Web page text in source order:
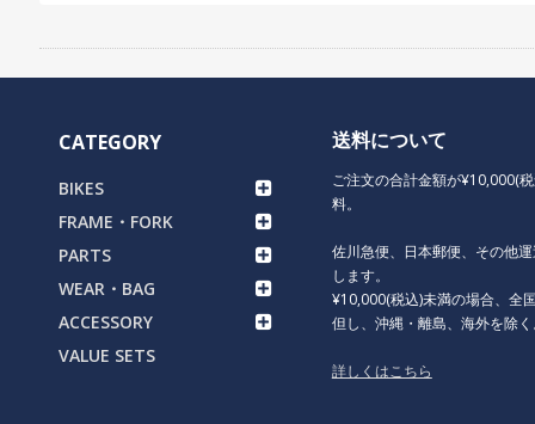
CATEGORY
BIKES
FRAME・FORK
PARTS
WEAR・BAG
ACCESSORY
VALUE SETS
送料について
ご注文の合計金額が¥10,000(
料。
佐川急便、日本郵便、その他
します。
¥10,000(税込)未満の場合、全
但し、沖縄・離島、海外を除
詳しくはこちら